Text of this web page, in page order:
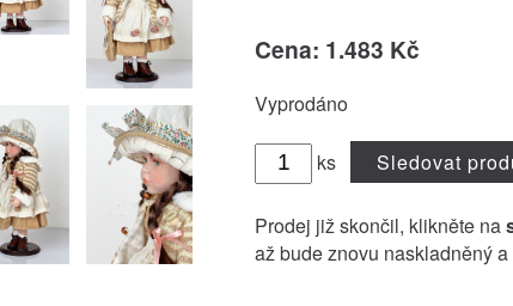
Cena: 1.483 Kč
Vyprodáno
ks Sledovat
Prodej již skončil, klikněte na
až bude znovu naskladněný